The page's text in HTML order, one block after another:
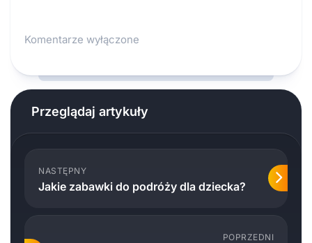
Komentarze wyłączone
Przeglądaj artykuły
NASTĘPNY
Jakie zabawki do podróży dla dziecka?
POPRZEDNI